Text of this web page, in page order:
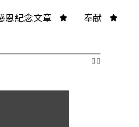
恩紀念文章
奉献